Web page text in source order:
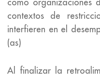
contextos de
interfieren en el
(as)
Al finalizar la